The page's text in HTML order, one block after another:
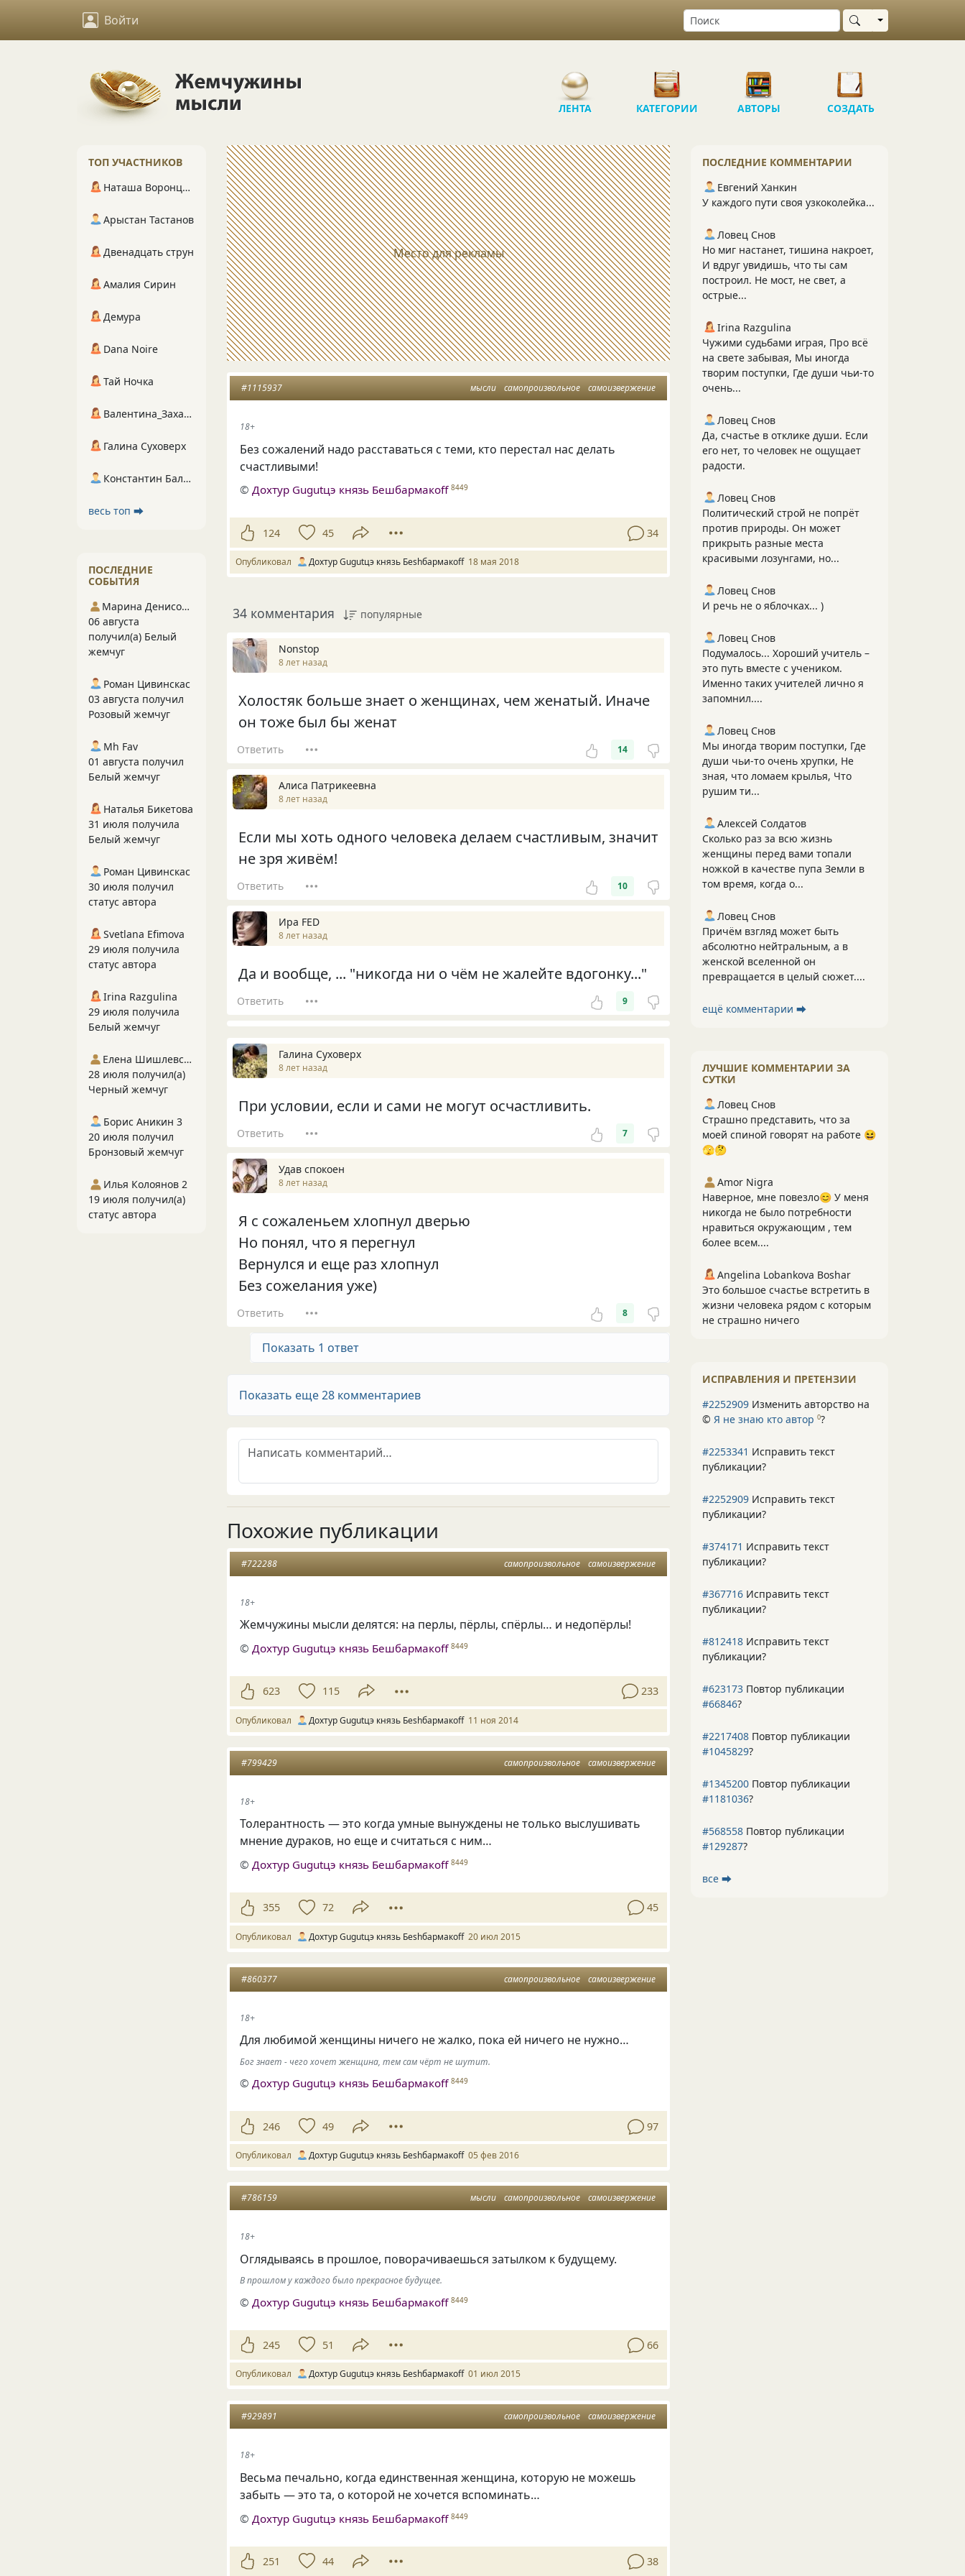
Войти Выбрать область
ЛЕНТА КАТЕГОРИИ АВТОРЫ СОЗДАТЬ
Место для рекламы
мысли самопроизвольное самоизвержение
#1115937
18+
Без сожалений надо расставаться с теми, кто перестал нас делать
счастливыми!
©Дохтур Gugutцэ князь Бешбармакоff 8449
124 45 34
Опубликовал Дохтур Gugutцэ князь Беshбармакоff 18 мая 2018
34 комментария популярные
Nonstop
8 лет назад
Холостяк больше знает о женщинах, чем женатый. Иначе
он тоже был бы женат
Ответить 14
Алиса Патрикеевна
8 лет назад
Если мы хоть одного человека делаем счастливым, значит
не зря живём!
Ответить 10
Ира FED
8 лет назад
Да и вообще, ... "никогда ни о чём не жалейте вдогонку..."
Ответить 9
Галина Суховерх
8 лет назад
При условии, если и сами не могут осчастливить.
Ответить 7
Удав спокоен
8 лет назад
Я с сожаленьем хлопнул дверью
Но понял, что я перегнул
Вернулся и еще раз хлопнул
Без сожелания уже)
Ответить 8
Показать 1 ответ
Показать еще 28 комментариев
Похожие публикации
самопроизвольное самоизвержение
#722288
18+
Жемчужины мысли делятся: на перлы, пёрлы, спёрлы… и недопёрлы!
©Дохтур Gugutцэ князь Бешбармакоff 8449
623 115 233
Опубликовал Дохтур Gugutцэ князь Беshбармакоff 11 ноя 2014
самопроизвольное самоизвержение
#799429
18+
Толерантность — это когда умные вынуждены не только выслушивать
мнение дураков, но еще и считаться с ним…
© Дохтур Gugutцэ князь Бешбармакоff 8449
355 72 45
Опубликовал Дохтур Gugutцэ князь Беshбармакоff 20 июл 2015
самопроизвольное самоизвержение
#860377
18+
Для любимой женщины ничего не жалко, пока ей ничего не нужно…
Бог знает - чего хочет женщина, тем сам чёрт не шутит.
©Дохтур Gugutцэ князь Бешбармакоff 8449
246 49 97
Опубликовал Дохтур Gugutцэ князь Беshбармакоff 05 фев 2016
мысли самопроизвольное самоизвержение
#786159
18+
Оглядываясь в прошлое, поворачиваешься затылком к будущему.
В прошлом у каждого было прекрасное будущее.
© Дохтур Gugutцэ князь Бешбармакоff 8449
245 51 66
Опубликовал Дохтур Gugutцэ князь Беshбармакоff 01 июл 2015
самопроизвольное самоизвержение
#929891
18+
Весьма печально, когда единственная женщина, которую не можешь
забыть — это та, о которой не хочется вспоминать…
© Дохтур Gugutцэ князь Бешбармакоff 8449
251 44 38
ПОСЛЕДНИЕ КОММЕНТАРИИ
Евгений Ханкин
У каждого пути своя узкоколейка...
Ловец Снов
Но миг настанет, тишина накроет,
И вдруг увидишь, что ты сам
построил. Не мост, не свет, а
острые...
Irina Razgulina
Чужими судьбами играя, Про всё
на свете забывая, Мы иногда
творим поступки, Где души чьи-то
очень...
Ловец Снов
Да, счастье в отклике души. Если
его нет, то человек не ощущает
радости.
Ловец Снов
Политический строй не попрёт
против природы. Он может
прикрыть разные места
красивыми лозунгами, но...
Ловец Снов
И речь не о яблочках... )
Ловец Снов
Подумалось... Хороший учитель –
это путь вместе с учеником.
Именно таких учителей лично я
запомнил....
Ловец Снов
Мы иногда творим поступки, Где
души чьи-то очень хрупки, Не
зная, что ломаем крылья, Что
рушим ти...
Алексей Солдатов
Сколько раз за всю жизнь
женщины перед вами топали
ножкой в качестве пупа Земли в
том время, когда о...
Ловец Снов
Причём взгляд может быть
абсолютно нейтральным, а в
женской вселенной он
превращается в целый сюжет....
ещё комментарии ⮕
ЛУЧШИЕ КОММЕНТАРИИ ЗА
СУТКИ
Ловец Снов
Страшно представить, что за
моей спиной говорят на работе 😆
🫣🤔
Amor Nigra
Наверное, мне повезло😊 У меня
никогда не было потребности
нравиться окружающим , тем
более всем....
Angelina Lobankova Boshar
Это большое счастье встретить в
жизни человека рядом с которым
не страшно ничего
ИСПРАВЛЕНИЯ И ПРЕТЕНЗИИ
#2252909 Изменить авторство на
© Я не знаю кто автор 0?
#2253341 Исправить текст
публикации?
#2252909 Исправить текст
публикации?
#374171 Исправить текст
публикации?
#367716 Исправить текст
публикации?
#812418 Исправить текст
публикации?
#623173 Повтор публикации
#66846?
#2217408 Повтор публикации
#1045829?
#1345200 Повтор публикации
#1181036?
#568558 Повтор публикации
#129287?
все ⮕
ТОП УЧАСТНИКОВ
Наташа Воронцова
Арыстан Тастанов
Двенадцать струн
Амалия Сирин
Демура
Dana Noire
Тай Ночка
Валентина_Захарова
Галина Суховерх
Константин Балухта
весь топ ⮕
ПОСЛЕДНИЕ
СОБЫТИЯ
Марина Денисова 5
06 августа
получил(а) Белый
жемчуг
Роман Цивинскас
03 августа получил
Розовый жемчуг
Mh Fav
01 августа получил
Белый жемчуг
Наталья Бикетова
31 июля получила
Белый жемчуг
Роман Цивинскас
30 июля получил
статус автора
Svetlana Efimova
29 июля получила
статус автора
Irina Razgulina
29 июля получила
Белый жемчуг
Елена Шишлевская
28 июля получил(а)
Черный жемчуг
Борис Аникин 3
20 июля получил
Бронзовый жемчуг
Илья Колоянов 2
19 июля получил(а)
статус автора